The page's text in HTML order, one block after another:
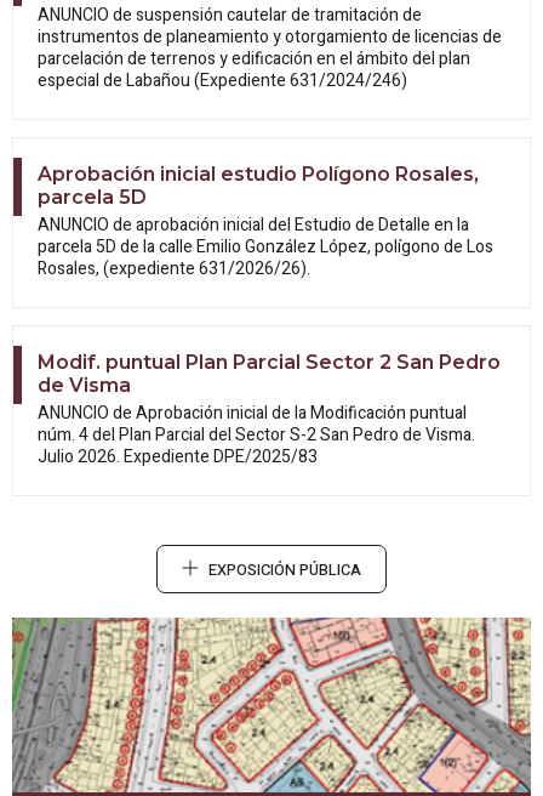
ANUNCIO de suspensión cautelar de tramitación de
instrumentos de planeamiento y otorgamiento de licencias de
parcelación de terrenos y edificación en el ámbito del plan
especial de Labañou (Expediente 631/2024/246)
Aprobación inicial estudio Polígono Rosales,
parcela 5D
ANUNCIO de aprobación inicial del Estudiode Detalle en la
parcela 5D de la calle Emilio González López, polígono de Los
Rosales, (expediente 631/2026/26).
Modif. puntual Plan Parcial Sector 2 San Pedro
de Visma
ANUNCIO de Aprobación inicial de laModificación puntual
núm. 4 del Plan Parcial del Sector S-2 San Pedro de Visma.
Julio 2026. Expediente DPE/2025/83
EXPOSICIÓN PÚBLICA